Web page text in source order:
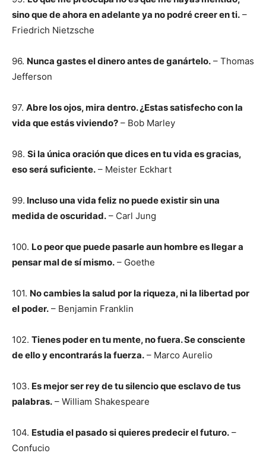
sino que de ahora en adelante ya no podré creer en ti. –
Friedrich Nietzsche
96. Nunca gastes el dinero antes de ganártelo. – Thomas
Jefferson
97. Abre los ojos, mira dentro. ¿Estas satisfecho con la
vida que estás viviendo? – Bob Marley
98. Si la única oración que dices en tu vida es gracias,
eso será suficiente. – Meister Eckhart
99. Incluso una vida feliz no puede existir sin una
medida de oscuridad. – Carl Jung
100. Lo peor que puede pasarle aun hombre es llegar a
pensar mal de sí mismo. – Goethe
101. No cambies la salud por la riqueza, ni la libertad por
el poder. – Benjamin Franklin
102. Tienes poder en tu mente, no fuera. Se consciente
de ello y encontrarás la fuerza. – Marco Aurelio
103. Es mejor ser rey de tu silencio que esclavo de tus
palabras. – William Shakespeare
104. Estudia el pasado si quieres predecir el futuro. –
Confucio